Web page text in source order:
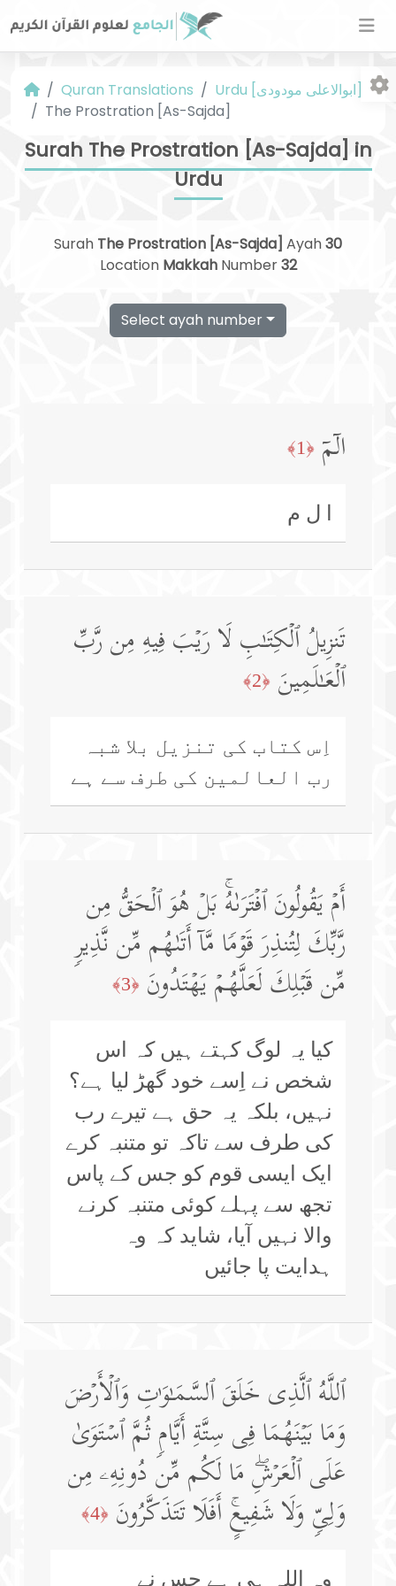
Quran Translations
Urdu [ابوالاعلی مودودی]
The Prostration [As-Sajda]
Surah The Prostration [As-Sajda] in
Urdu
Surah The Prostration [As-Sajda] Ayah30
Location MakkahNumber32
Select ayah number
الۤمۤ ﴿1﴾
ا ل م
تَنزِیلُ ٱلۡكِتَـٰبِ لَا رَیۡبَ فِیهِ مِن رَّبِّ
ٱلۡعَـٰلَمِینَ ﴿2﴾
اِس کتاب کی تنزیل بلا شبہ
رب العالمین کی طرف سے ہے
أَمۡ یَقُولُونَ ٱفۡتَرَىٰهُۚ بَلۡ هُوَ ٱلۡحَقُّ مِن
رَّبِّكَ لِتُنذِرَ قَوۡمࣰا مَّاۤ أَتَىٰهُم مِّن نَّذِیرࣲ
مِّن قَبۡلِكَ لَعَلَّهُمۡ یَهۡتَدُونَ ﴿3﴾
کیا یہ لوگ کہتے ہیں کہ اس
شخص نے اِسے خود گھڑ لیا ہے؟
نہیں، بلکہ یہ حق ہے تیرے رب
کی طرف سے تاکہ تو متنبہ کرے
ایک ایسی قوم کو جس کے پاس
تجھ سے پہلے کوئی متنبہ کرنے
والا نہیں آیا، شاید کہ وہ
ہدایت پا جائیں
ٱللَّهُ ٱلَّذِی خَلَقَ ٱلسَّمَـٰوَ ٰ⁠تِ وَٱلۡأَرۡضَ
وَمَا بَیۡنَهُمَا فِی سِتَّةِ أَیَّامࣲ ثُمَّ ٱسۡتَوَىٰ
عَلَى ٱلۡعَرۡشِۖ مَا لَكُم مِّن دُونِهِۦ مِن
وَلِیࣲّ وَلَا شَفِیعٍۚ أَفَلَا تَتَذَكَّرُونَ ﴿4﴾
وہ اللہ ہی ہے جس نے